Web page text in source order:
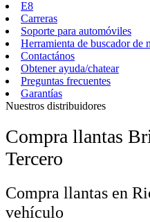
E8
Carreras
Soporte para automóviles
Herramienta de buscador de
Contactános
Obtener ayuda/chatear
Preguntas frecuentes
Garantías
Nuestros distribuidores
Compra llantas
Tercero
Compra llantas en
vehículo